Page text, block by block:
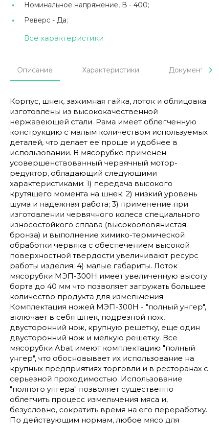
Номинальное напряжение, В - 400;
Реверс - Да;
Все характеристики
Описание Характеристики Документы
Корпус, шнек, зажимная гайка, лоток и облицовка
изготовлены из высококачественной
нержавеющей стали. Рама имеет облегченную
конструкцию с малым количеством используемых
деталей, что делает ее проще и удобнее в
использовании. В мясорубке применен
усовершенствованный червячный мотор-
редуктор, обладающий следующими
характеристиками: 1) передача высокого
крутящего момента на шнек; 2) низкий уровень
шума и надежная работа; 3) применение при
изготовлении червячного колеса специального
износостойкого сплава (высокооловянистая
бронза) и выполнение химико-термической
обработки червяка с обеспечением высокой
поверхностной твердости увеличивают ресурс
работы изделия; 4) малые габариты. Лоток
мясорубки МЭП-300Н имеет увеличенную высоту
борта до 40 мм что позволяет загружать большее
количество продукта для измельчения.
Комплектация ножей МЭП-300Н - "полный унгер",
включает в себя шнек, подрезной нож,
двусторонний нож, крупную решетку, еще один
двусторонний нож и мелкую решетку. Все
мясорубки Abat имеют комплектацию "полный
унгер", что обосновывает их использование на
крупных предприятиях торговли и в ресторанах с
серьезной проходимостью. Использование
"полного унгера" позволяет существенно
облегчить процесс измельчения мяса и,
безусловно, сократить время на его переработку.
По действующим нормам, любое мясо для